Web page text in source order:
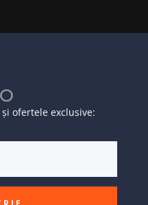
ofertele exclusive: